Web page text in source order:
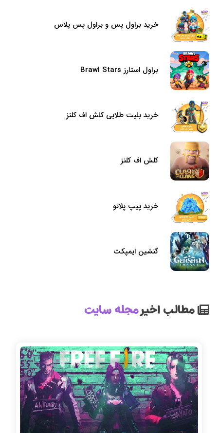
خرید براول پس و براول پس پلاس
براول استارز Brawl Stars
خرید بلیت طلایی کلش اف کلنز
کلش اف کلنز
خرید پیپ پلاتو
گنشین ایمپکت
مطالب اخیرمجله سایت